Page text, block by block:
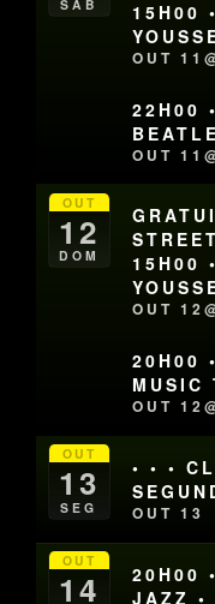
SÁB
15H00
OUT
22H00
OUT
OUT
12
DOM
15H00
OUT
20H00
MUSIC
OUT
OUT
13
SEG
• • •
OUT 13
OUT
14
20H00
JAZZ •